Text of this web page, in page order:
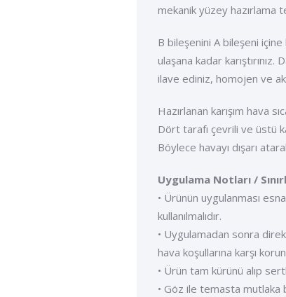
mekanik yüzey hazırlama
B bileşenini A bileşeni içine
ulaşana kadar
ilave ediniz, homojen ve
Hazırlanan karışım hava
Dört tarafı çevrili ve üstü
Böylece havayı dışarı
Uygulama Notları /
• Ürünün uygulanması
kullanılmalıdır.
• Uygulamadan sonra
hava koşullarına karşı
• Ürün tam kürünü alıp
• Göz ile temasta mutlaka